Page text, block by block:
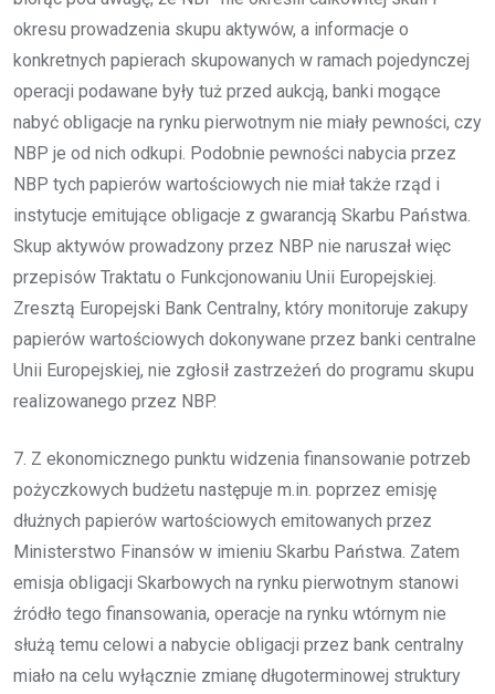
okresu prowadzenia skupu aktywów, a informacje o
konkretnych papierach skupowanych w ramach pojedynczej
operacji podawane były tuż przed aukcją, banki mogące
nabyć obligacje na rynku pierwotnym nie miały pewności, czy
NBP je od nich odkupi. Podobnie pewności nabycia przez
NBP tych papierów wartościowych nie miał także rząd i
instytucje emitujące obligacje z gwarancją Skarbu Państwa.
Skup aktywów prowadzony przez NBP nie naruszał więc
przepisów Traktatu o Funkcjonowaniu Unii Europejskiej.
Zresztą Europejski Bank Centralny, który monitoruje zakupy
papierów wartościowych dokonywane przez banki centralne
Unii Europejskiej, nie zgłosił zastrzeżeń do programu skupu
realizowanego przez NBP.
7. Z ekonomicznego punktu widzenia finansowanie potrzeb
pożyczkowych budżetu następuje m.in. poprzez emisję
dłużnych papierów wartościowych emitowanych przez
Ministerstwo Finansów w imieniu Skarbu Państwa. Zatem
emisja obligacji Skarbowych na rynku pierwotnym stanowi
źródło tego finansowania, operacje na rynku wtórnym nie
służą temu celowi a nabycie obligacji przez bank centralny
miało na celu wyłącznie zmianę długoterminowej struktury